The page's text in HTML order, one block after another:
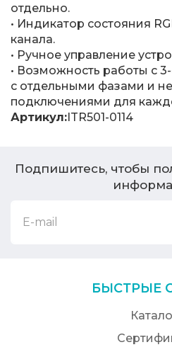
отдельно.
• Индикатор состояния
канала.
• Ручное управление
• Возможность работы с
с отдельными фазами и
подключениями для
Артикул:ITR501-0114
Подпишитесь, чтобы
БЫСТРЫЕ